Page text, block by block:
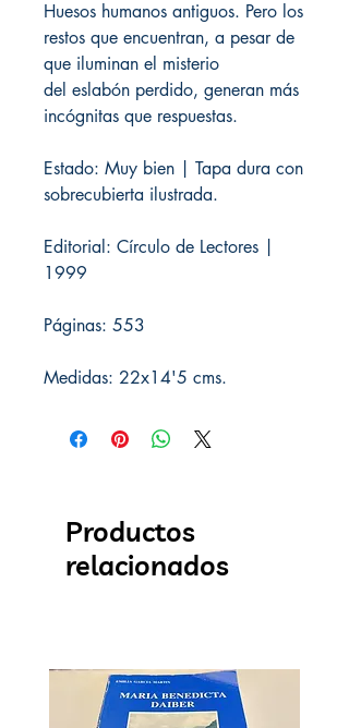
Huesos humanos antiguos. Pero los
restos que encuentran, a pesar de
que iluminan el misterio
del eslabón perdido, generan más
incógnitas que respuestas.
Estado: Muy bien | Tapa dura con
sobrecubierta ilustrada.
Editorial: Círculo de Lectores |
1999
Páginas: 553
Medidas: 22x14'5 cms.
Productos
relacionados